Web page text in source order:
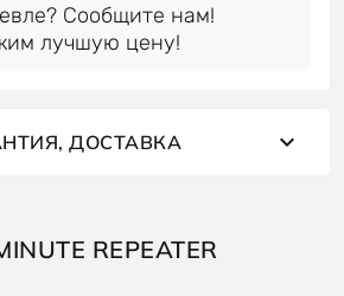
Сообщите нам!
лучшую цену!
ДОСТАВКА
REPEATER